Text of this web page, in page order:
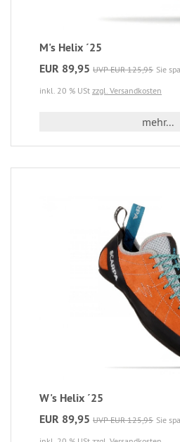
M's Helix ´25
EUR 89,95 UVP EUR 125,95 Sie
inkl. 20 % USt zzgl. Versandkosten
mehr...
W's Helix ´25
EUR 89,95 UVP EUR 125,95 Sie